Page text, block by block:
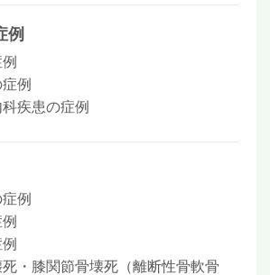
例
例
疾患の症例
例
・膝関節骨壊死（離断性骨軟骨